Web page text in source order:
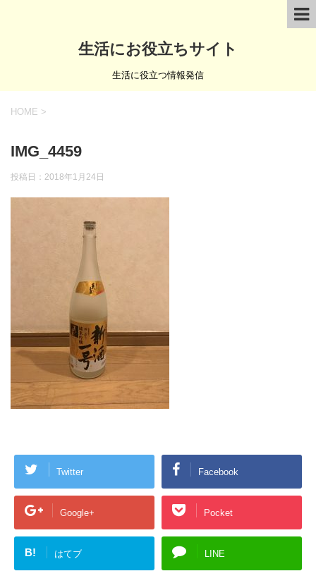
生活にお役立ちサイト
生活に役立つ情報発信
HOME >
IMG_4459
投稿日： 2018年1月24日
Twitter Facebook
Google+ Pocket
B! はてブ LINE